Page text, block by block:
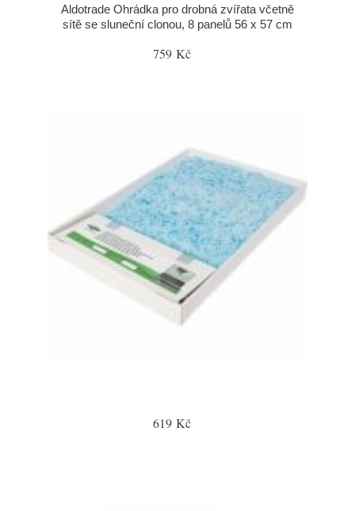
Aldotrade Ohrádka pro drobná zvířata včetně
sítě se sluneční clonou, 8 panelů 56 x 57 cm
759 Kč
619 Kč